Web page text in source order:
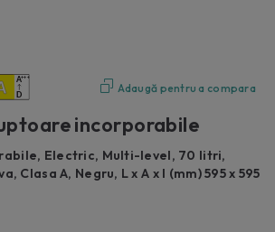
Adaugă pentru a compara
incorporabile
Electric, Multi-level, 70 litri,
Clasa A, Negru, L x A x I (mm) 595 x 595